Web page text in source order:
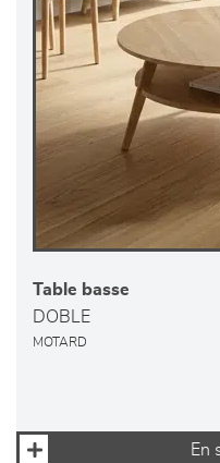
Table basse
DOBLE
MOTARD
En